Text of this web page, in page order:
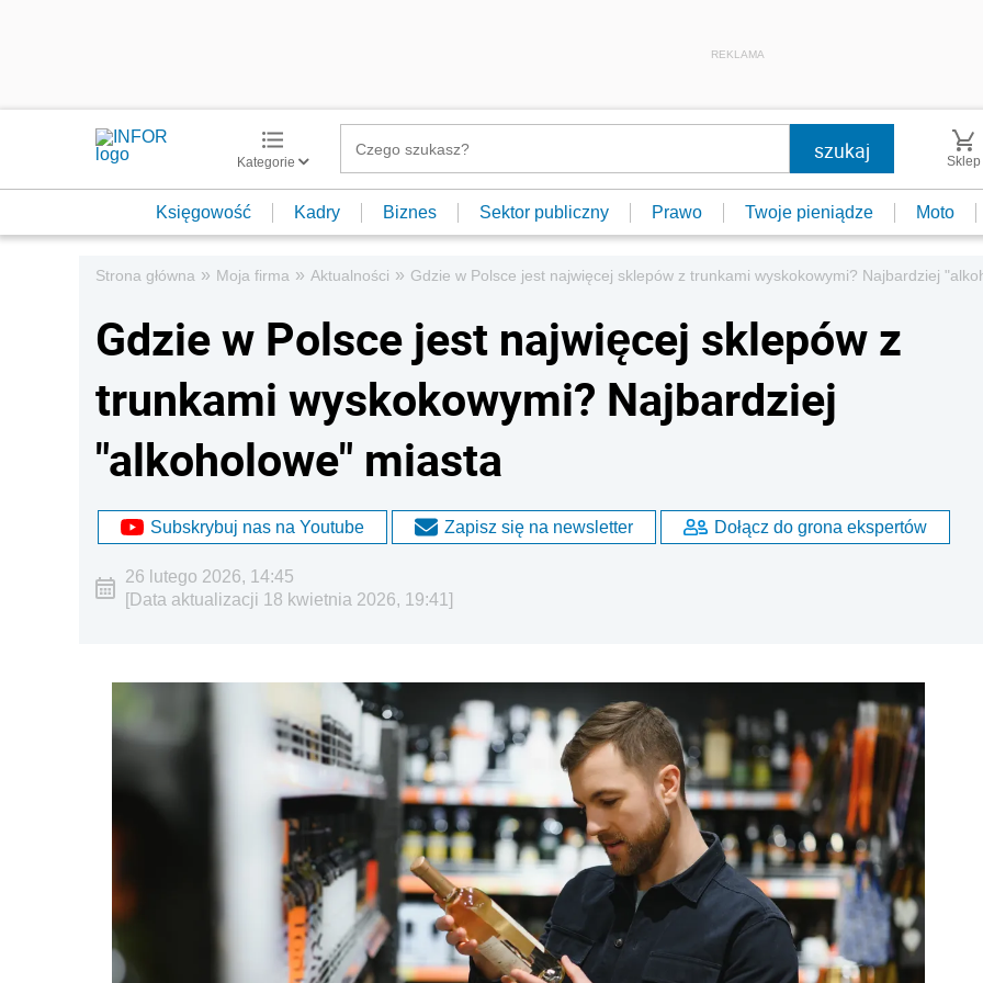
REKLAMA
Kategorie Sklep
Księgowość Kadry Biznes Sektor publiczny Prawo Twoje pieniądze Moto
Strona główna » Moja firma » Aktualności » Gdzie w Polsce jest najwięcej sklepów z trunkami wyskokowymi? Najbardziej
Gdzie w Polsce jest najwięcej sklepów z
trunkami wyskokowymi? Najbardziej
"alkoholowe" miasta
Subskrybuj nas na Youtube Zapisz się na newsletter Dołącz do grona ekspertów
26 lutego 2026, 14:45
[Data aktualizacji 18 kwietnia 2026, 19:41]